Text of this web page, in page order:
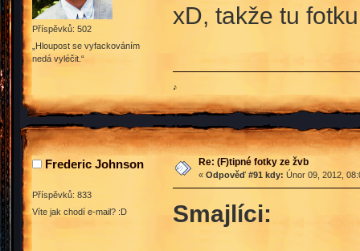
Příspěvků: 502
„Hloupost se vyfackováním
nedá vyléčit.“
xD, takže tu
♪
Frederic Johnson
Příspěvků: 833
Víte jak chodí e-mail? :D
Re: (F)tipné fotky ze žvb
« Odpověď #91 kdy: Únor 09, 2012,
Smajlíci: